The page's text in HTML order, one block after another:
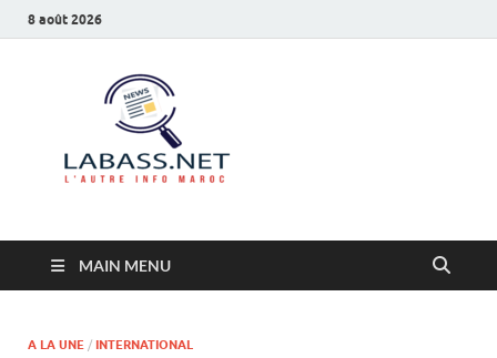
8 août 2026
MAIN MENU
A LA UNE / INTERNATIONAL